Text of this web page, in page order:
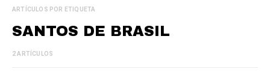
ARTÍCULOS POR ETIQUETA
SANTOS DE BRASIL
2 ARTÍCULOS